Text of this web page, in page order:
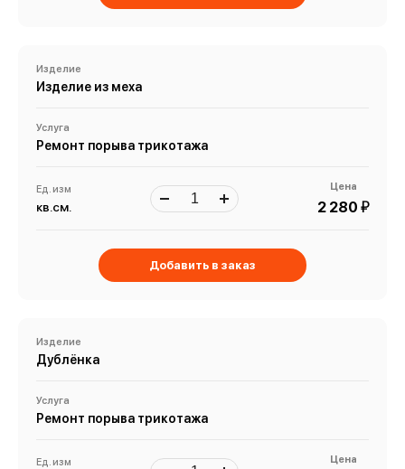
Изделие
Изделие из меха
Услуга
Ремонт порыва трикотажа
Ед. изм
кв.см.
Цена
2 280 й
Добавить в заказ
Изделие
Дублёнка
Услуга
Ремонт порыва трикотажа
Ед. изм Цена